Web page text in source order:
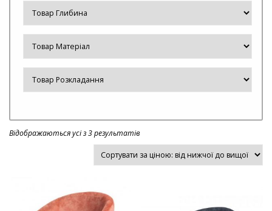
Відображаються усі з 3 результатів